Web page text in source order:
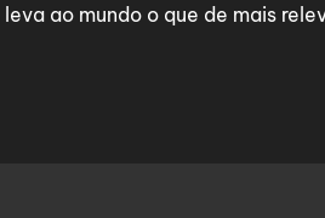
leva ao mundo o que de mais